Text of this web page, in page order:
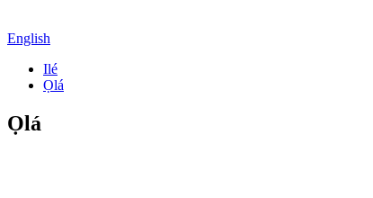
English
Ilé
Ọlá
Ọlá